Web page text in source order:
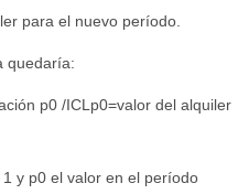
para el nuevo período.
quedaría:
p0 /ICLp0=valor del alquiler
y p0 el valor en el período